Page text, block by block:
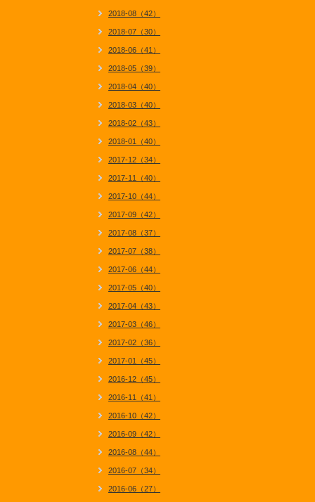
2018-08（42）
2018-07（30）
2018-06（41）
2018-05（39）
2018-04（40）
2018-03（40）
2018-02（43）
2018-01（40）
2017-12（34）
2017-11（40）
2017-10（44）
2017-09（42）
2017-08（37）
2017-07（38）
2017-06（44）
2017-05（40）
2017-04（43）
2017-03（46）
2017-02（36）
2017-01（45）
2016-12（45）
2016-11（41）
2016-10（42）
2016-09（42）
2016-08（44）
2016-07（34）
2016-06（27）